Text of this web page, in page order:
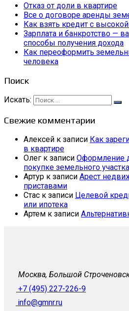
Отказ от доли в квартире
Все о договоре аренды
Как взять кредит с
Зарплата и банкротство —
способы получения дохода
Как переоформить
человека
Поиск
Искать:
Свежие комментарии
Алексей к записи Как
в квартире
Олег к записи Оформление
покупке земельного участка
Артур к записи Арест
приставами
Стас к записи Целевой
или ипотека
Артем к записи
Москва, Большой
+7 (495) 227-226-9
info@gmnr.ru